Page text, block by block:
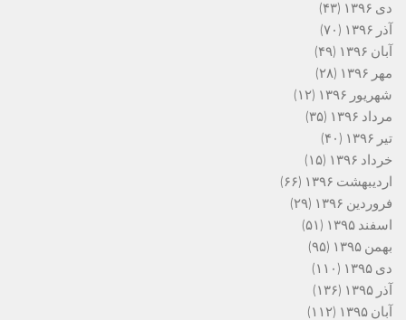
دی ۱۳۹۶
(۴۳)
آذر ۱۳۹۶
(۷۰)
آبان ۱۳۹۶
(۴۹)
مهر ۱۳۹۶
(۲۸)
شهریور ۱۳۹۶
(۱۲)
مرداد ۱۳۹۶
(۳۵)
تیر ۱۳۹۶
(۴۰)
خرداد ۱۳۹۶
(۱۵)
اردیبهشت ۱۳۹۶
(۶۶)
فروردین ۱۳۹۶
(۲۹)
اسفند ۱۳۹۵
(۵۱)
بهمن ۱۳۹۵
(۹۵)
دی ۱۳۹۵
(۱۱۰)
آذر ۱۳۹۵
(۱۳۶)
آبان ۱۳۹۵
(۱۱۲)